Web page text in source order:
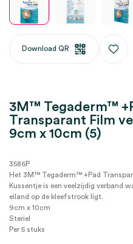
Download QR
3M™ Tegaderm™
Transparant Film
9cm x 10cm (5)
3586P
Het 3M™ Tegaderm™ +Pad
Kussentje is een veelzijdig verband
eiland op de kleefstrook ligt.
9cm x 10cm
Steriel
Per 5 stuks